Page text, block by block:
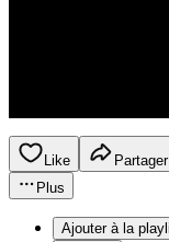
Like Partager
Plus
Ajouter à la